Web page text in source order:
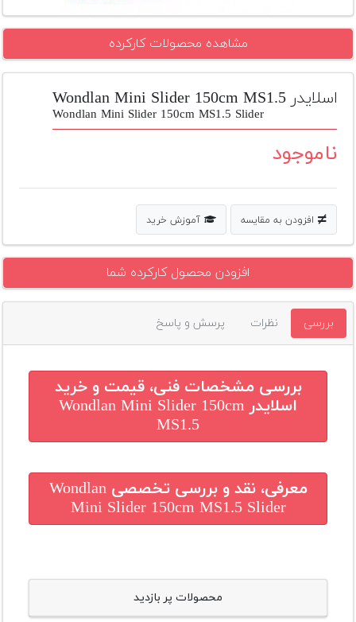
پلاس
افزودن
دست
دوم
دوربین
بله
مشاهده محصولات کارکرده
اسلایدر Wondlan Mini Slider 150cm MS1.5
Wondlan Mini Slider 150cm MS1.5 Slider
ناموجود
افزودن به مقایسه آموزش خرید
افزودن محصول کارکرده شما
بررسی نظرات پرسش و پاسخ
بررسی مشخصات فنی، قیمت و خرید
اسلایدر Wondlan Mini Slider 150cm
MS1.5
معرفی، نقد و بررسی تخصصیWondlan
Mini Slider 150cm MS1.5 Slider
محصولات پر بازدید